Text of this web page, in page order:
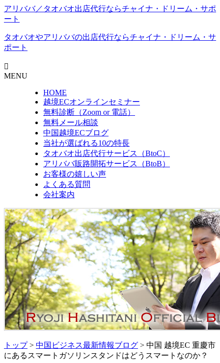
アリババ／タオバオ出店代⾏ならチャイナ・ドリーム・サポ
ート
タオバオやアリババの出店代行ならチャイナ・ドリーム・サ
ポート
MENU
HOME
越境ECオンラインセミナー
無料診断（Zoom or 電話）
無料メール相談
中国越境ECブログ
当社が選ばれる10の特長
タオバオ出店代行サービス（BtoC）
アリババ販路開拓サービス（BtoB）
お客様の嬉しい声
よくある質問
会社案内
トップ> 中国ビジネス最新情報ブログ > 中国 越境EC 重慶市
にあるスマートガソリンスタンドはどうスマートなのか？